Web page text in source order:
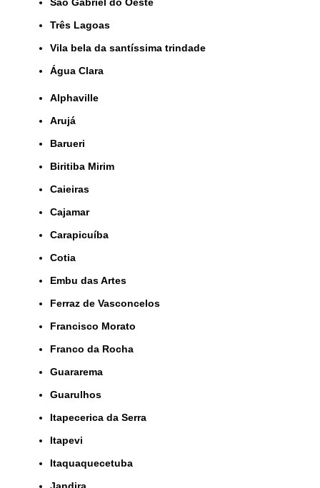
São Gabriel do Oeste
Três Lagoas
Vila bela da santíssima trindade
Água Clara
Alphaville
Arujá
Barueri
Biritiba Mirim
Caieiras
Cajamar
Carapicuíba
Cotia
Embu das Artes
Ferraz de Vasconcelos
Francisco Morato
Franco da Rocha
Guararema
Guarulhos
Itapecerica da Serra
Itapevi
Itaquaquecetuba